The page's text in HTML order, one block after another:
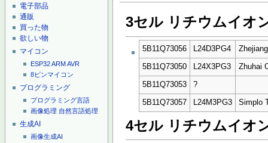
電子部品
通販
買った物
欲しい物
マイコン
ESP32ARMAVR
8ピンマイコン
プログラミング
プログラミング言語
画像処理 自然言語処理
生成AI
画像生成AI
3セル リチウムイオ
5B11Q73056 L24D3PG4
5B11Q73050 L24X3PG3 Zhuhai
5B11Q73053 ?
5B11Q73057 L24M3PG3 Simplo
4セル リチウムイオ